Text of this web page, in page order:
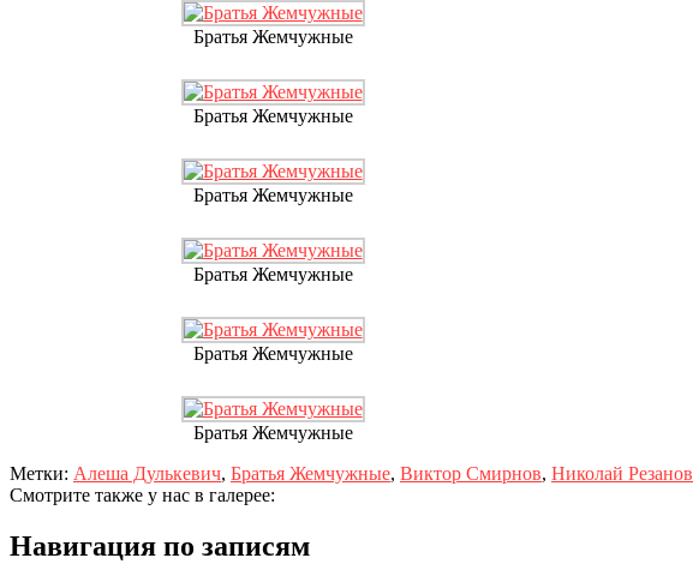
Братья Жемчужные
Братья Жемчужные
Братья Жемчужные
Братья Жемчужные
Братья Жемчужные
Братья Жемчужные
Метки: Алеша Дулькевич, Братья Жемчужные, Виктор Смирнов, Николай Резанов
Смотрите также у нас в галерее:
Навигация по записям